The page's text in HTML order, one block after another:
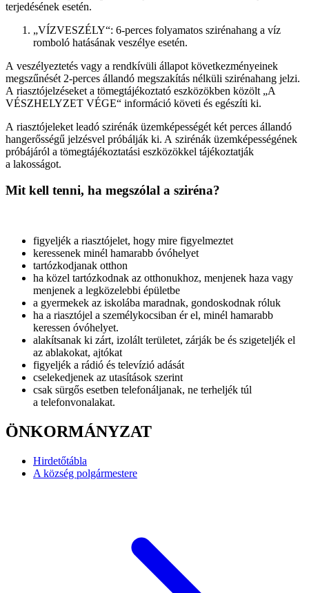
terjedésének esetén.
„VÍZVESZÉLY“: 6-perces folyamatos szirénahang a víz
romboló hatásának veszélye esetén.
A veszélyeztetés vagy a rendkívüli állapot következményeinek
megszűnését 2-perces állandó megszakítás nélküli szirénahang jelzi.
A riasztójelzéseket a tömegtájékoztató eszközökben közölt „A
VÉSZHELYZET VÉGE“ információ követi és egészíti ki.
A riasztójeleket leadó szirénák üzemképességét két perces állandó
hangerősségű jelzésvel próbálják ki. A szirénák üzemképességének
próbájáról a tömegtájékoztatási eszközökkel tájékoztatják
a lakosságot.
Mit kell tenni, ha megszólal a sziréna?
figyeljék a riasztójelet, hogy mire figyelmeztet
keressenek minél hamarabb óvóhelyet
tartózkodjanak otthon
ha közel tartózkodnak az otthonukhoz, menjenek haza vagy
menjenek a legközelebbi épületbe
a gyermekek az iskolába maradnak, gondoskodnak róluk
ha a riasztójel a személykocsiban ér el, minél hamarabb
keressen óvóhelyet.
alakítsanak ki zárt, izolált területet, zárják be és szigeteljék el
az ablakokat, ajtókat
figyeljék a rádió és televízió adását
cselekedjenek az utasítások szerint
csak sürgős esetben telefonáljanak, ne terheljék túl
a telefonvonalakat.
ÖNKORMÁNYZAT
Hirdetőtábla
A község polgármestere